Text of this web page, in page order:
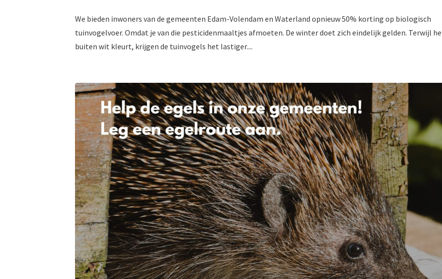
We bieden inwoners van de gemeenten Edam-Volendam en Waterland opnieuw 50% korting op biologisch
tuinvogelvoer. Omdat je van die pesticidenmaaltjes afmoeten. De winter doet zich eindelijk gelden. Terwijl
buiten wit kleurt, krijgen de tuinvogels het lastiger....